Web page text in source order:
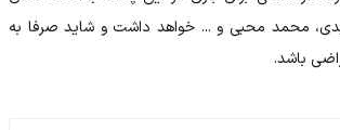
محمد محبی و ... خواهد داشت و شاید صرفا به
باشد.